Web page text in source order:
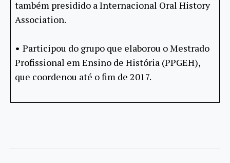
também presidido a Internacional Oral History
Association.
• Participou do grupo que elaborou o Mestrado
Profissional em Ensino de História (PPGEH),
que coordenou até o fim de 2017.